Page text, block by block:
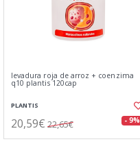
levadura roja de arroz + coenzima
q10 plantis 120cap
PLANTIS
20,59€ 22,65€ - 9%